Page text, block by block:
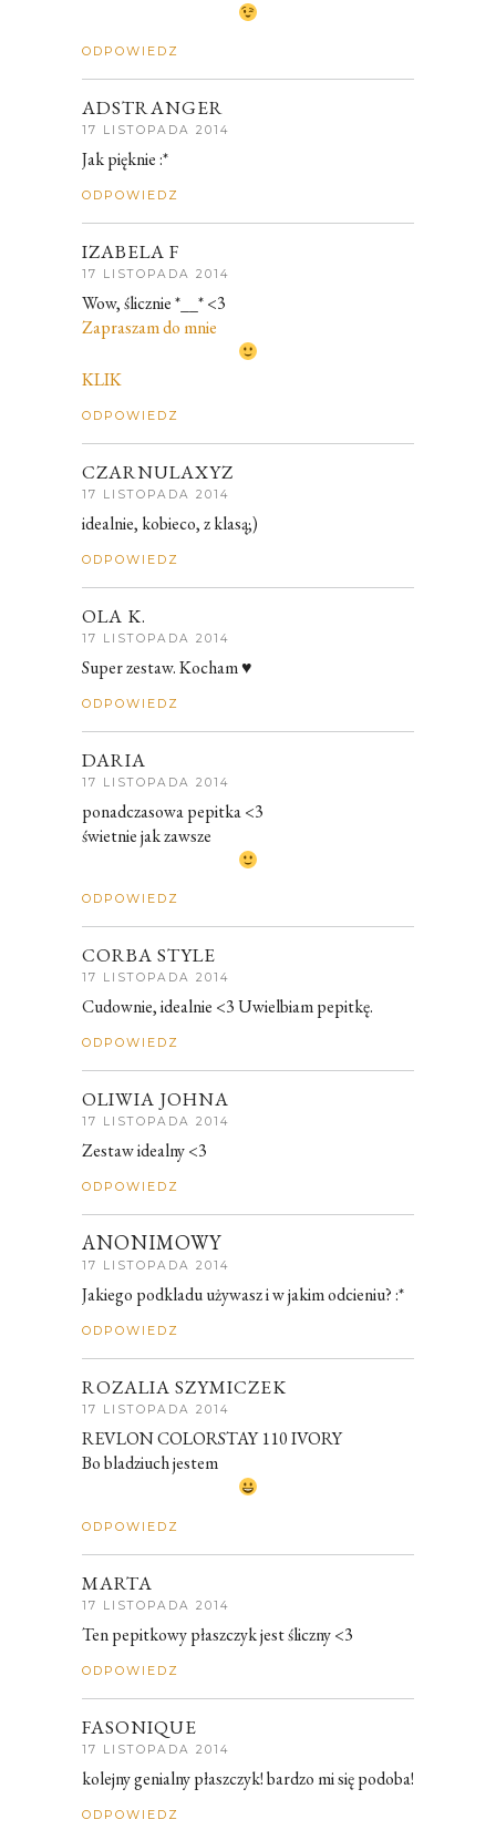
ODPOWIEDZ
ADSTRANGER
17 LISTOPADA 2014
Jak pięknie :*
ODPOWIEDZ
IZABELA F
17 LISTOPADA 2014
Wow, ślicznie *__* <3
Zapraszam do mnie
KLIK
ODPOWIEDZ
CZARNULAXYZ
17 LISTOPADA 2014
idealnie, kobieco, z klasą;)
ODPOWIEDZ
OLA K.
17 LISTOPADA 2014
Super zestaw. Kocham ♥
ODPOWIEDZ
DARIA
17 LISTOPADA 2014
ponadczasowa pepitka <3
świetnie jak zawsze
ODPOWIEDZ
CORBA STYLE
17 LISTOPADA 2014
Cudownie, idealnie <3 Uwielbiam pepitkę.
ODPOWIEDZ
OLIWIA JOHNA
17 LISTOPADA 2014
Zestaw idealny <3
ODPOWIEDZ
ANONIMOWY
17 LISTOPADA 2014
Jakiego podkladu używasz i w jakim odcieniu? :*
ODPOWIEDZ
ROZALIA SZYMICZEK
17 LISTOPADA 2014
REVLON COLORSTAY 110 IVORY
Bo bladziuch jestem
ODPOWIEDZ
MARTA
17 LISTOPADA 2014
Ten pepitkowy płaszczyk jest śliczny <3
ODPOWIEDZ
FASONIQUE
17 LISTOPADA 2014
kolejny genialny płaszczyk! bardzo mi się podoba!
ODPOWIEDZ